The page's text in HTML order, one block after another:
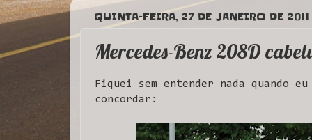
QUINTA-FEIRA, 27 DE JANEIRO DE 2011
Mercedes-Benz 208D
Fiquei sem entender nada quando
concordar: